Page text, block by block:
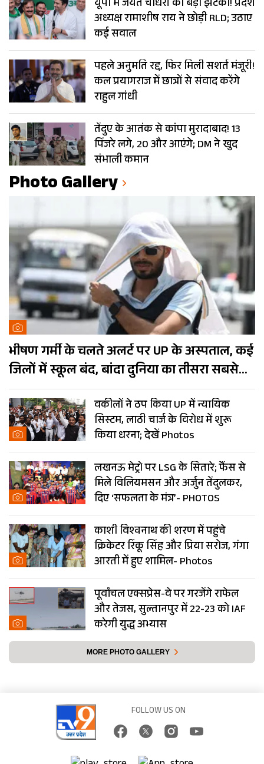
यूपी में जयंत चौधरी को बड़ा झटका! प्रदेश
अध्यक्ष रामाशीष राय ने छोड़ी RLD; उठाए
कई सवाल
पहले अनुमति रद्द, फिर मिली सशर्त मंजूरी!
कल प्रयागराज में छात्रों से संवाद करेंगे
राहुल गांधी
तेंदुए के आतंक से कांपा मुरादाबाद! 13
पिंजरे लगे, 20 और आएंगे; DM ने खुद
संभाली कमान
Photo Gallery
भीषण गर्मी के चलते अलर्ट पर UP के अस्पताल, कई
जिलों में स्कूल बंद, बांदा दुनिया का तीसरा सबसे
गर्म शहर
वकीलों ने ठप किया UP में न्यायिक
सिस्टम, लाठी चार्ज के विरोध में शुरू
किया धरना; देखें Photos
लखनऊ मेट्रो पर LSG के सितारे; फैंस से
मिले विलियमसन और अर्जुन तेंदुलकर,
दिए ‘सफलता के मंत्र’- PHOTOS
काशी विश्वनाथ की शरण में पहुंचे
क्रिकेटर रिंकू सिंह और प्रिया सरोज, गंगा
आरती में हुए शामिल- Photos
पूर्वांचल एक्सप्रेस-वे पर गरजेंगे राफेल
और तेजस, सुल्तानपुर में 22-23 को IAF
करेगी युद्ध अभ्यास
MORE PHOTO GALLERY
FOLLOW US ON